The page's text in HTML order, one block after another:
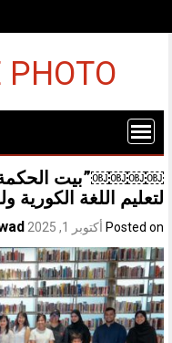
PHOTO
￼￼￼￼”بيت
لتعليم اللغة الكورية
Posted on أكتوبر 1, 2025